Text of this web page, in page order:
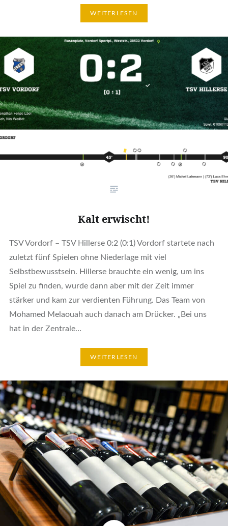
WEITERLESEN
Kalt erwischt!
TSV Vordorf – TSV Hillerse 0:2 (0:1) Vordorf startete nach
zuletzt fünf Spielen ohne Niederlage mit viel
Selbstbewusstsein. Hillerse brauchte ein wenig, um ins
Spiel zu finden, wurde dann aber mit der Zeit immer
stärker und kam zur verdienten Führung. Das Team von
Mohamed Melaouah auch danach am Drücker. „Bei uns
hat in der Zentrale…
WEITERLESEN